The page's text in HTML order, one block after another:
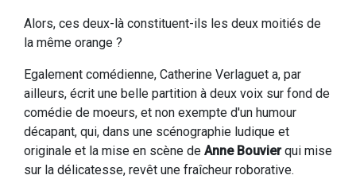
Alors, ces deux-là constituent-ils les deux moitiés de
la même orange ?
Egalement comédienne, Catherine Verlaguet a, par
ailleurs, écrit une belle partition à deux voix sur fond de
comédie de moeurs, et non exempte d'un humour
décapant, qui, dans une scénographie ludique et
originale et la mise en scène de Anne Bouvierqui mise
sur la délicatesse, revêt une fraîcheur roborative.